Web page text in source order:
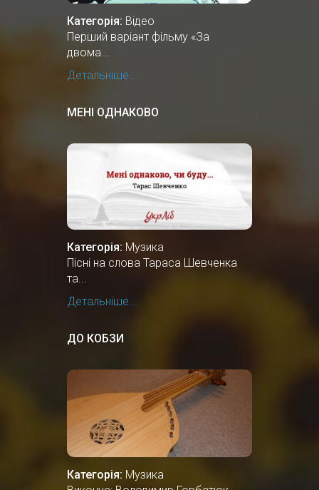
Категорія: Відео
Перший варіант фільму «За
двома...
Детальніше...
МЕНІ ОДНАКОВО
Категорія: Музика
Пісні на слова Тараса Шевченка
та...
Детальніше...
ДО КОБЗИ
Категорія: Музика